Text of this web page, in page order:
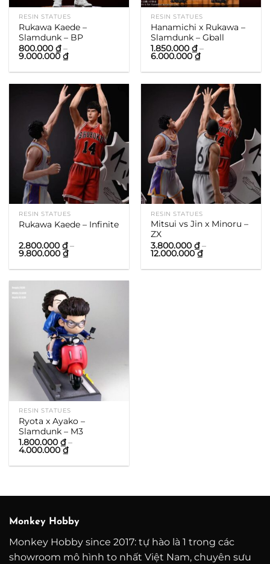
RESIN STATUES
Rukawa Kaede –
Slamdunk – BP
800.000₫ –
9.000.000₫Khoảng
giá:
từ
đến
9.000.000 ₫
RESIN STATUES
Hanamichi x Rukawa –
Slamdunk – Gball
1.850.000₫ –
6.000.000₫Khoảng
giá:
từ
đến
6.000.000 ₫
RESIN STATUES
Rukawa Kaede – Infinite
2.800.000₫ –
9.800.000₫Khoảng
giá:
từ
RESIN STATUES
Mitsui vs Jin x Minoru –
ZX
3.800.000₫ –
12.000.000₫Khoảng
giá:
từ
RESIN STATUES
Ryota x Ayako –
Slamdunk – M3
1.800.000₫ –
4.000.000₫Khoảng
giá:
từ
Monkey Hobby
Monkey Hobby since 2017: tự hào là 1 trong các
showroom mô hình to nhất Việt Nam, chuyên sưu